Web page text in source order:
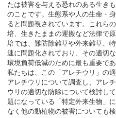
たは被害を与える恐れのある生き
のことです。生態系や人の生命・
ると問題視されています。これら
培、生きたままの運搬など法律で
培では、難防除雑草や外来雑草、
速に問題化されており、その適切
環境負荷低減のために最も重要で
私たちは、この「アレチウリ」の
アレチウリについて調査し、アレ
ウリの適切な防除について検討し
題になっている「特定外来生物」
なく他の動植物の被害についても